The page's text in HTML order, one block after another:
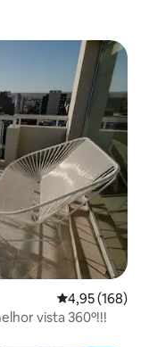
4,95 de uma
4,95 (168)
vista 360º!!!